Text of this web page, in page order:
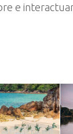
e interactuar